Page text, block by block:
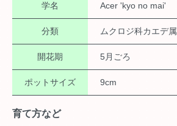
学名 Acer 'kyo no mai'
分類 ムクロジ科カエデ属
開花期 5月ごろ
ポットサイズ 9cm
育て方など